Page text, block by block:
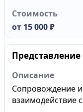
от 15 000 ₽
Сопровождение
взаимодействие